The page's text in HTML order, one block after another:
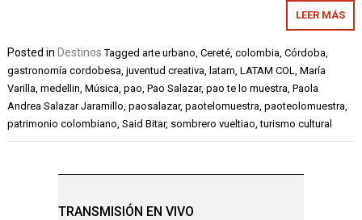
LEER MÁS
Posted in Destinos Taggedarte urbano,Cereté,colombia,Córdoba,
gastronomía cordobesa,juventud creativa, latam,LATAM COL,María
Varilla,medellin,Música,pao,Pao Salazar,pao te lo muestra,Paola
Andrea Salazar Jaramillo,paosalazar,paotelomuestra,paoteolomuestra,
patrimonio colombiano,Said Bitar, sombrero vueltiao,turismo cultural
TRANSMISIÓN EN VIVO